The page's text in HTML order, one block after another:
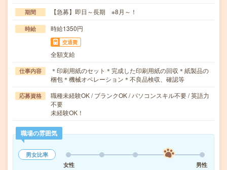
期間 【急募】即日～長期 ※8月～！
時給 時給1350円
交通費
全額支給
仕事内容
＊印刷用紙のセット＊完成した印刷用紙の回収＊紙製品の
梱包＊機械オペレーション＊不良品検収、確認等
応募資格
職種未経験OK / ブランクOK / パソコンスキル不要 / 英語力
不要
未経験OK！
職場の雰囲気
男女比率
女性
男性